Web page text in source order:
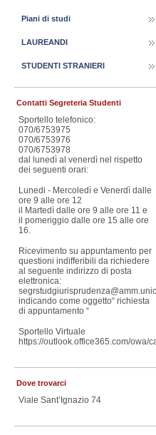
Piani di studi
LAUREANDI
STUDENTI STRANIERI
Contatti Segreteria Studenti
Sportello telefonico:
070/6753975
070/6753976
070/6753978
dal lunedì al venerdì nel rispetto
dei seguenti orari:
Lunedi - Mercoledì e Venerdì dalle
ore 9 alle ore 12
il Martedì dalle ore 9 alle ore 11 e
il pomeriggio dalle ore 15 alle ore
16.
Ricevimento su appuntamento per
questioni indifferibili da richiedere
al seguente indirizzo di posta
elettronica:
indicando come oggetto“ richiesta
di appuntamento “
Sportello Virtuale
https://outlook.office365.com/
Dove trovarci
Viale Sant’Ignazio 74